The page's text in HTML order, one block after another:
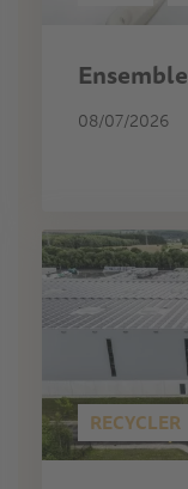
08/07/2026
RECYCLER